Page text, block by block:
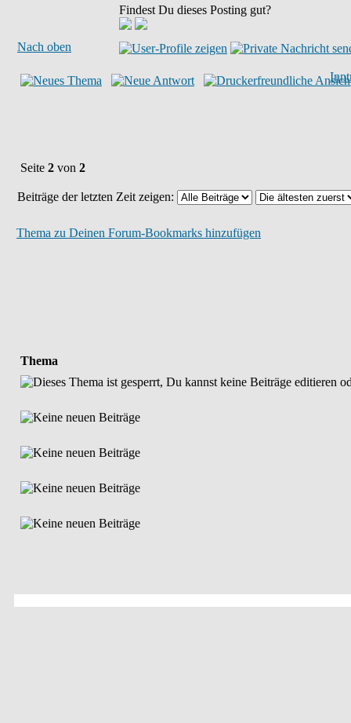
Findest Du dieses Posting gut?
Nach oben
Seite 2 von 2
Beiträge der letzten Zeit zeigen:
Thema zu Deinen Forum-Bookmarks hinzufügen
Thema